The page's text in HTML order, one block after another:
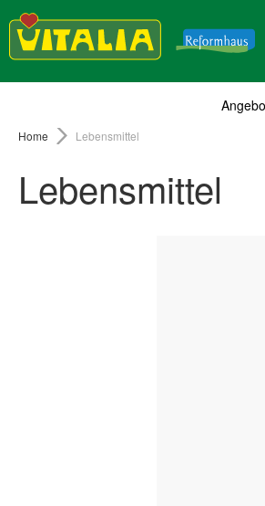
Home Lebensmittel
Lebensmittel